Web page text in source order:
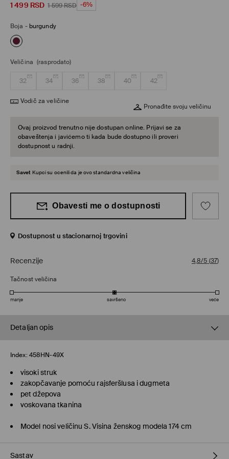
1 499 RSD 1 599RSD -6%
Boja - burgundy
Veličina (rasprodato)
32 34 36 38 40 42
Vodič za veličine
Pronađite svoju veličinu
Ovaj proizvod trenutno nije dostupan online. Prijavi se za
obaveštenja i javićemo ti kada bude dostupno ili proveri
dostupnost u radnji.
Savet Kupci su ocenili da je ovo standardna veličina
Obavesti me o dostupnosti
Dostupnost u stacionarnoj trgovini
Recenzije 4,8/5 (37)
Tačnost veličina
manje savršeno veće
Detaljan opis
Index: 458HN-49X
visoki struk
zakopčavanje pomoću rajsferšlusa i dugmeta
pet džepova
voskovana tkanina
Model nosi veličinu S. Visina ženskog modela 174 cm
Sastav